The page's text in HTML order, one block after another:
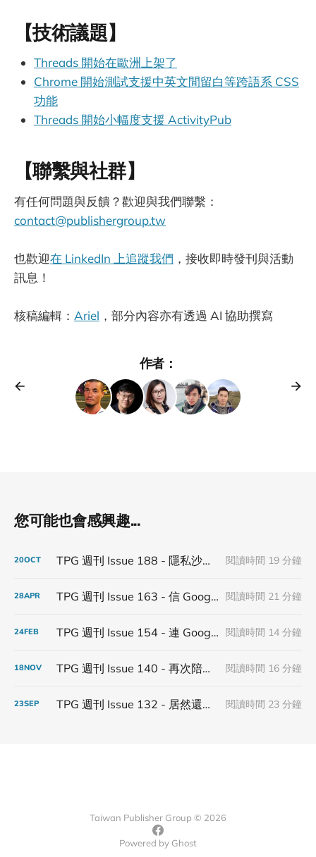
【技術議題】
Threads 開始在歐洲上架了
Chrome 開始測試支援中英文間留白等跨語系 CSS
功能
Threads 開始小幅度支援 ActivityPub
【聯繫與社群】
有任何問題與反饋？歡迎與我們聯繫：
contact@publishergroup.tw
也歡迎在 LinkedIn 上追蹤我們 ，接收即時發刊與活動
訊息！
核稿編輯： Ariel ，部分內容亦有透過 AI 協助撰寫
作者：
您可能也會感興趣...
20OCT TPG 週刊 Issue 188 - 隱私沙盒倒塌，沒有人能在監管裡面蓋城堡 閱讀時間 19 分鐘
28APR TPG 週刊 Issue 163 - 信 Google 第三方 Cookies 得永生 閱讀時間 21 分鐘
24FEB TPG 週刊 Issue 154 - 連 Google 都不信 Google 閱讀時間 14 分鐘
18NOV TPG 週刊 Issue 140 - 再次陪著第三方 Cookies 步入下一個年 閱讀時間 16 分鐘
23SEP TPG 週刊 Issue 132 - 居然還有在更新隱私沙盒 閱讀時間 23 分鐘
Taiwan Publisher Group © 2026
Powered by Ghost